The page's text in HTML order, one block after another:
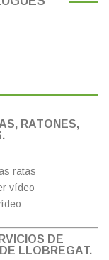
RATONES,
ratas
vídeo
DE
LLOBREGAT.